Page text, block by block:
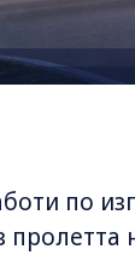
по